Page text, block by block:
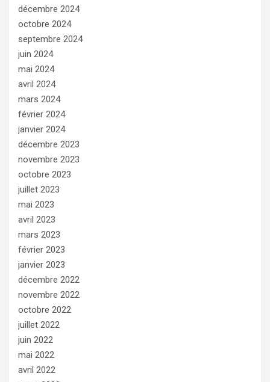
décembre 2024
octobre 2024
septembre 2024
juin 2024
mai 2024
avril 2024
mars 2024
février 2024
janvier 2024
décembre 2023
novembre 2023
octobre 2023
juillet 2023
mai 2023
avril 2023
mars 2023
février 2023
janvier 2023
décembre 2022
novembre 2022
octobre 2022
juillet 2022
juin 2022
mai 2022
avril 2022